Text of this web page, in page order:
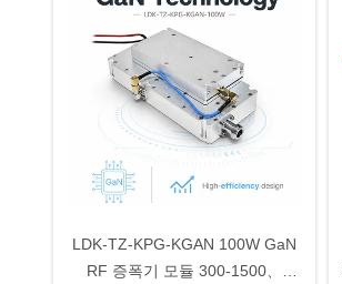
LDK-TZ-KPG-KGAN 100W GaN
RF 증폭기 모듈 300-1500、